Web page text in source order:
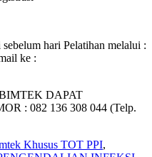
hari Pelatihan melalui :
ke :
DAPAT
: 082 136 308 044 (Telp.
Khusus TOT PPI,